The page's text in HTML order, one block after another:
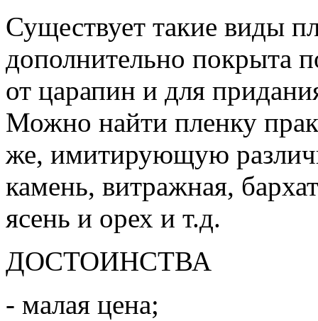
Существует такие виды
дополнительно покрыта
от царапин и для
Можно найти пленку
же, имитирующую
камень, витражная,
ясень и орех и т.д.
ДОСТОИНСТВА
- малая цена;